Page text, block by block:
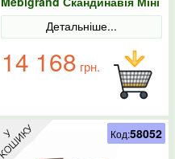
Горіх лісовий 80х200 з
ящикамиДетальніше...
14 168 грн.
Код:58052